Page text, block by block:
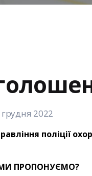
грудня 2022
поліції
ПРОПОНУЄМО?